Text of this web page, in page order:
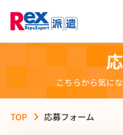
こちらから気に
TOP 応募フォーム